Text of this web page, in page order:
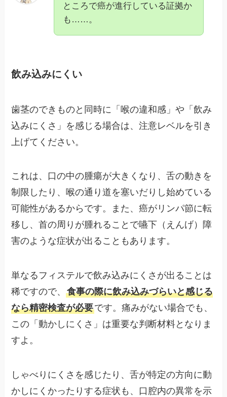
ところで癌が進行している証拠か
も……。
飲み込みにくい
歯茎のできものと同時に「喉の違和感」や「飲み
込みにくさ」を感じる場合は、注意レベルを引き
上げてください。
これは、口の中の腫瘍が大きくなり、舌の動きを
制限したり、喉の通り道を塞いだりし始めている
可能性があるからです。また、癌がリンパ節に転
移し、首の周りが腫れることで嚥下（えんげ）障
害のような症状が出ることもあります。
単なるフィステルで飲み込みにくさが出ることは
稀ですので、食事の際に飲み込みづらいと感じる
なら精密検査が必要です。痛みがない場合でも、
この「動かしにくさ」は重要な判断材料となりま
すよ。
しゃべりにくさを感じたり、舌が特定の方向に動
かしにくかったりする症状も、口腔内の異常を示